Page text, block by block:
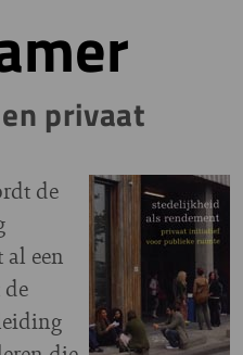
privaat
de
een